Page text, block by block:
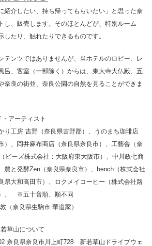
紹介したい、持ち帰ってもらいたい」と思った奈
し、販売します。そのほとんどが、特別ルーム
したり、触れたりできるものです。
テンツではありませんが、当ホテルのロビー、レ
呂、客室（一部除く）からは、東大寺大仏殿、五
奈良の街並、奈良公園の自然を見ることができま
アーティスト
り工房 吉野 （奈良県吉野郡）、
うのまち珈琲店
）、
岡井麻布商店 （奈良県奈良市）、 工藝舎 （奈
（ビーズ株式会社：大阪府東大阪市）、中川政七商
農と発酵Zen（奈良県奈良市）、 bench （株式会社
県大和高田市）、
ロクメイコーヒー （株式会社路
、 ※五十音順、順不同
（奈良県生駒市 華道家）
草山について
良県奈良市川上町728 新若草山ドライブウェ